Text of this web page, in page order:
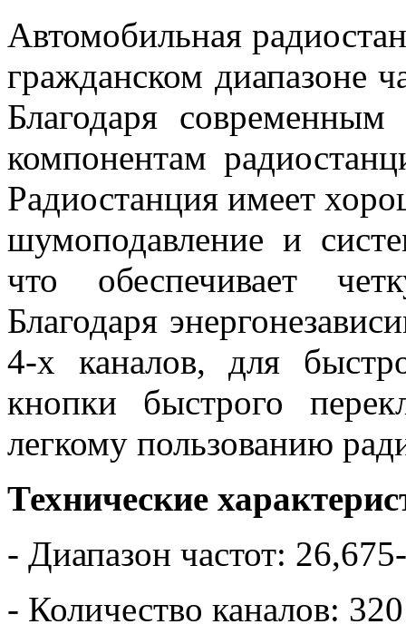
Автомобильная
гражданском диапазоне
Благодаря
компонентам
Радиостанция имеет
шумоподавление и
что обеспечивает
Благодаря
4-х каналов, для
кнопки быстрого
легкому пользованию
Технические
- Диапазон частот:
- Количество каналов: